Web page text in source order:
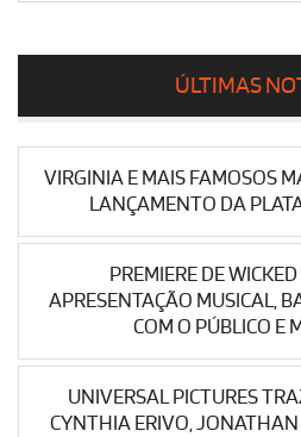
ÚLTIMAS
VIRGINIA E MAIS FAMOSOS
LANÇAMENTO DA
PREMIERE DE
APRESENTAÇÃO MUSICAL,
COM O PÚBLICO E
UNIVERSAL PICTURES
CYNTHIA ERIVO, JONATHAN